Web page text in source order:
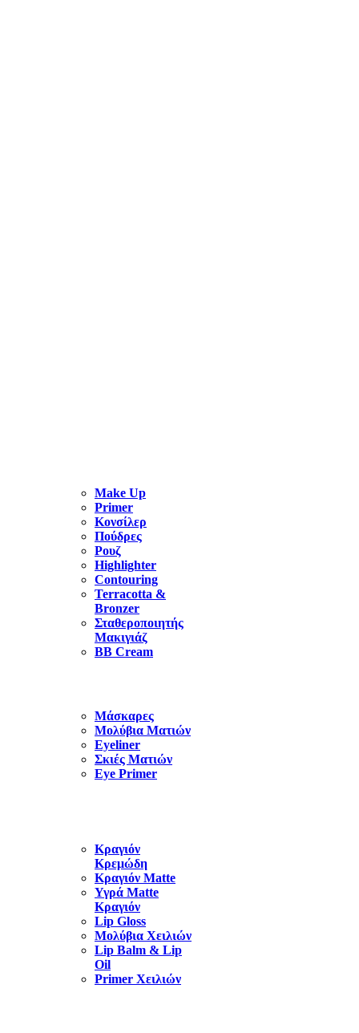
Make Up
Primer
Κονσίλερ
Πούδρες
Ρουζ
Highlighter
Contouring
Terracotta &
Bronzer
Σταθεροποιητής
Μακιγιάζ
BB Cream
Μάσκαρες
Μολύβια Ματιών
Eyeliner
Σκιές Ματιών
Eye Primer
Κραγιόν
Κρεμώδη
Κραγιόν Matte
Υγρά Matte
Κραγιόν
Lip Gloss
Μολύβια Χειλιών
Lip Balm & Lip
Oil
Primer Χειλιών